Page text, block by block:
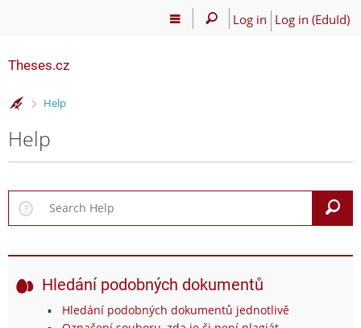
Log in Log in (EduId)
Theses.cz
>Help
Help
Hledání podobných dokumentů
Hledání podobných dokumentů jednotlivě